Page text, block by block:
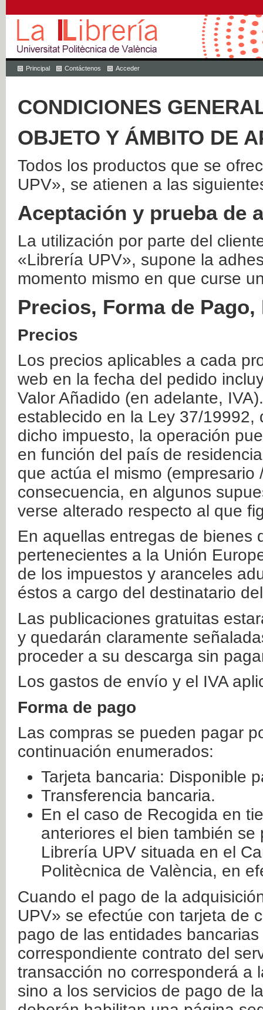
Principal Contáctenos Acceder
CONDICIONES
OBJETO Y ÁMBITO DE
Todos los productos que se
UPV», se atienen a las
Aceptación y prueba de
La utilización por parte del
«Librería UPV», supone la
momento mismo en que curse
Precios, Forma de
Precios
Los precios aplicables a cada
web en la fecha del pedido
Valor Añadido (en adelante,
establecido en la Ley 37/
dicho impuesto, la operación
en función del país de
que actúa el mismo
consecuencia, en algunos
verse alterado respecto al que
En aquellas entregas de bienes
pertenecientes a la Unión
de los impuestos y aranceles
éstos a cargo del destinatario
Las publicaciones gratuitas
y quedarán claramente
proceder a su descarga sin
Los gastos de envío y el IVA
Forma de pago
Las compras se pueden pagar
continuación enumerados:
Tarjeta bancaria: Disponible
Transferencia bancaria.
En el caso de Recogida en
anteriores el bien también
Librería UPV situada en el
Politècnica de València, en
Cuando el pago de la
UPV» se efectúe con tarjeta de
pago de las entidades
correspondiente contrato del
transacción no corresponderá a
sino a los servicios de pago de